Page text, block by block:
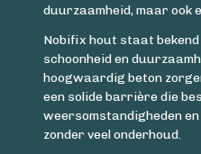
duurzaamheid, maar ook
Nobifix hout staat
schoonheid en
hoogwaardig beton
een solide barrière die
weersomstandigheden
zonder veel onderhoud.